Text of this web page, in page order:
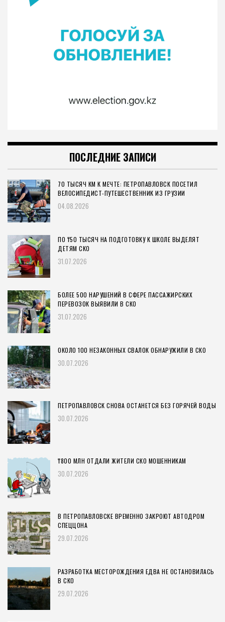
ПОСЛЕДНИЕ ЗАПИСИ
70 ТЫСЯЧ КМ К МЕЧТЕ: ПЕТРОПАВЛОВСК ПОСЕТИЛ
ВЕЛОСИПЕДИСТ-ПУТЕШЕСТВЕННИК ИЗ ГРУЗИИ
04.08.2026
ПО ₸50 ТЫСЯЧ НА ПОДГОТОВКУ К ШКОЛЕ ВЫДЕЛЯТ
ДЕТЯМ СКО
31.07.2026
БОЛЕЕ 500 НАРУШЕНИЙ В СФЕРЕ ПАССАЖИРСКИХ
ПЕРЕВОЗОК ВЫЯВИЛИ В СКО
31.07.2026
ОКОЛО 100 НЕЗАКОННЫХ СВАЛОК ОБНАРУЖИЛИ В СКО
30.07.2026
ПЕТРОПАВЛОВСК СНОВА ОСТАНЕТСЯ БЕЗ ГОРЯЧЕЙ ВОДЫ
30.07.2026
₸800 МЛН ОТДАЛИ ЖИТЕЛИ СКО МОШЕННИКАМ
30.07.2026
В ПЕТРОПАВЛОВСКЕ ВРЕМЕННО ЗАКРОЮТ АВТОДРОМ
СПЕЦЦОНА
29.07.2026
РАЗРАБОТКА МЕСТОРОЖДЕНИЯ ЕДВА НЕ ОСТАНОВИЛАСЬ
В СКО
29.07.2026